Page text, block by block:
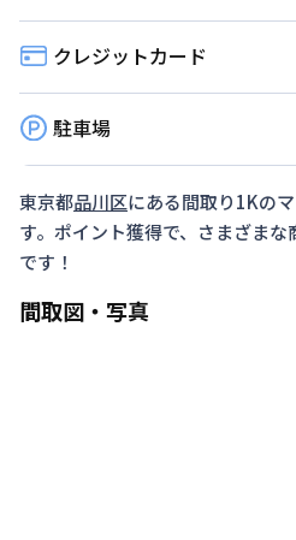
クレジットカード
駐車場
東京都品川区にある間取り1Kの
す。ポイント獲得で、さまざま
です！
間取図・写真